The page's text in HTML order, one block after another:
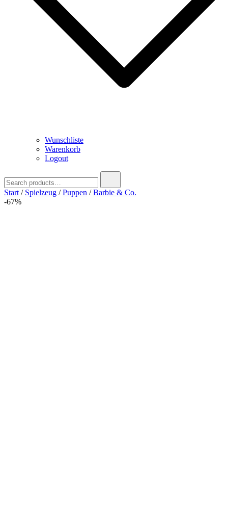
Wunschliste
Warenkorb
Logout
for:
Start / Spielzeug /Puppen /Barbie & Co.
-67%